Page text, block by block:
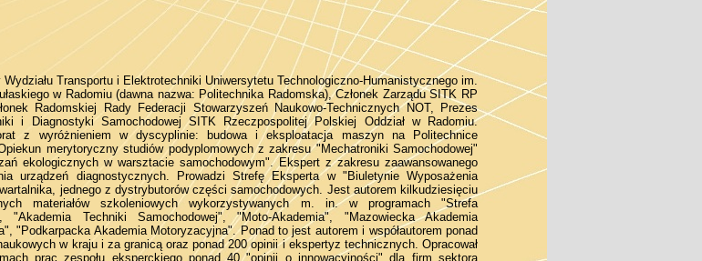
Wydziału Transportu i Elektrotechniki Uniwersytetu Technologiczno-Humanistycznego im.
w Radomiu (dawna nazwa: Politechnika Radomska), Członek Zarządu SITK RP
Radomskiej Rady Federacji Stowarzyszeń Naukowo-Technicznych NOT, Prezes
i Diagnostyki Samochodowej SITK Rzeczpospolitej Polskiej Oddział w Radomiu.
z wyróżnieniem w dyscyplinie: budowa i eksploatacja maszyn na Politechnice
merytoryczny studiów podyplomowych z zakresu "Mechatroniki Samochodowej"
ekologicznych w warsztacie samochodowym". Ekspert z zakresu zaawansowanego
urządzeń diagnostycznych. Prowadzi Strefę Eksperta w "Biuletynie Wyposażenia
jednego z dystrybutorów części samochodowych. Jest autorem kilkudziesięciu
materiałów szkoleniowych wykorzystywanych m. in. w programach "Strefa
"Akademia Techniki Samochodowej", "Moto-Akademia", "Mazowiecka Akademia
"Podkarpacka Akademia Motoryzacyjna". Ponad to jest autorem i współautorem ponad
w kraju i za granicą oraz ponad 200 opinii i ekspertyz technicznych. Opracował
prac zespołu eksperckiego ponad 40 "opinii o innowacyjności" dla firm sektora